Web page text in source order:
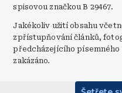
spisovou značkou B 29467.
Jakékoliv užití obsahu
zpřístupňování článků,
předcházejícího písemného
zakázáno.